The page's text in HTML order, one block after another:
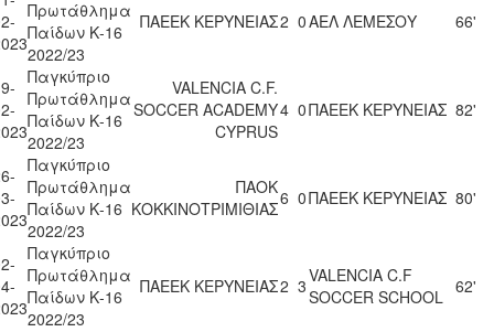
Πρωτάθλημα
Παίδων Κ-16
2022/23
ΠΑΕΕΚ ΚΕΡΥΝΕΙΑΣ2 0ΑΕΛ ΛΕΜΕΣΟΥ 66'
Παγκύπριο
Πρωτάθλημα
Παίδων Κ-16
2022/23
VALENCIA C.F.
SOCCER ACADEMY
CYPRUS
4 0ΠΑΕΕΚ ΚΕΡΥΝΕΙΑΣ 82'
Παγκύπριο
Πρωτάθλημα
Παίδων Κ-16
2022/23
ΠΑΟΚ
ΚΟΚΚΙΝΟΤΡΙΜΙΘΙΑΣ6 0ΠΑΕΕΚ ΚΕΡΥΝΕΙΑΣ 80'
Παγκύπριο
Πρωτάθλημα
Παίδων Κ-16
2022/23
ΠΑΕΕΚ ΚΕΡΥΝΕΙΑΣ2 3VALENCIA C.F
SOCCER SCHOOL 62'